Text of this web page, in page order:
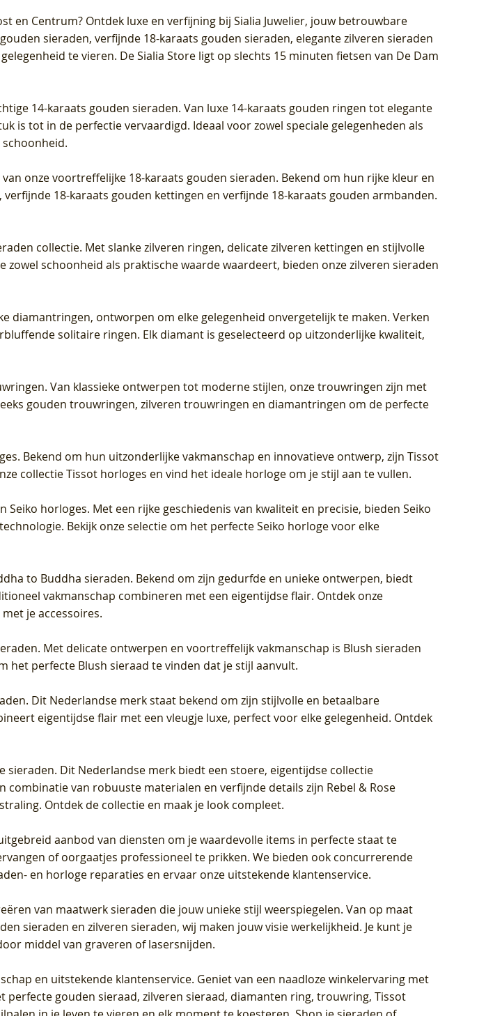
Blush Lab Diamonds Ring LG1028Y -
Geelgoud (14k) met Lab grown
Diamant
Blush Lab Diamonds Collier LG3014Y
- Geelgoud (14k) met Lab grown
Diamant
Blush Lab Diamonds Oorknoppen
LG7027Y - Geelgoud (14k) met Lab
grown Diamant
Blush Lab Diamonds Ring LG1029Y -
Geelgoud (14k) met Lab grown
Diamant
Blush Lab Diamonds Oorknoppen
LG7026Y - Geelgoud (14k) met Lab
grown Diamant
Blush Lab Diamonds Oorknoppen
LG7033Y – Geelgoud (14k) met Lab
grown Diamant
en Centrum? Ontdek luxe en verfijning bij Sialia Juwelier, jouw betrouwbare
sieraden, verfijnde 18-karaats gouden sieraden, elegante zilveren sieraden
te vieren. De Sialia Store ligt op slechts 15 minuten fietsen van De Dam
14-karaats gouden sieraden. Van luxe 14-karaats gouden ringen tot elegante
is tot in de perfectie vervaardigd. Ideaal voor zowel speciale gelegenheden als
onze voortreffelijke 18-karaats gouden sieraden. Bekend om hun rijke kleur en
18-karaats gouden kettingen en verfijnde 18-karaats gouden armbanden.
collectie. Met slanke zilveren ringen, delicate zilveren kettingen en stijlvolle
schoonheid als praktische waarde waardeert, bieden onze zilveren sieraden
diamantringen, ontworpen om elke gelegenheid onvergetelijk te maken. Verken
solitaire ringen. Elk diamant is geselecteerd op uitzonderlijke kwaliteit,
Van klassieke ontwerpen tot moderne stijlen, onze trouwringen zijn met
gouden trouwringen, zilveren trouwringen en diamantringen om de perfecte
Bekend om hun uitzonderlijke vakmanschap en innovatieve ontwerp, zijn Tissot
collectie Tissot horloges en vind het ideale horloge om je stijl aan te vullen.
horloges. Met een rijke geschiedenis van kwaliteit en precisie, bieden Seiko
Bekijk onze selectie om het perfecte Seiko horloge voor elke
to Buddha sieraden. Bekend om zijn gedurfde en unieke ontwerpen, biedt
vakmanschap combineren met een eigentijdse flair. Ontdek onze
je accessoires.
Met delicate ontwerpen en voortreffelijk vakmanschap is Blush sieraden
het perfecte Blush sieraad te vinden dat je stijl aanvult.
Dit Nederlandse merk staat bekend om zijn stijlvolle en betaalbare
eigentijdse flair met een vleugje luxe, perfect voor elke gelegenheid. Ontdek
sieraden. Dit Nederlandse merk biedt een stoere, eigentijdse collectie
van robuuste materialen en verfijnde details zijn Rebel & Rose
Ontdek de collectie en maak je look compleet.
aanbod van diensten om je waardevolle items in perfecte staat te
of oorgaatjes professioneel te prikken. We bieden ook concurrerende
en horloge reparaties en ervaar onze uitstekende klantenservice.
van maatwerk sieraden die jouw unieke stijl weerspiegelen. Van op maat
sieraden en zilveren sieraden, wij maken jouw visie werkelijkheid. Je kunt je
middel van graveren of lasersnijden.
en uitstekende klantenservice. Geniet van een naadloze winkelervaring met
gouden sieraad, zilveren sieraad, diamanten ring, trouwring, Tissot